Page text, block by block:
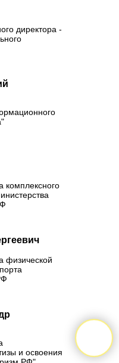
директора -
комплексного
физической
и освоения